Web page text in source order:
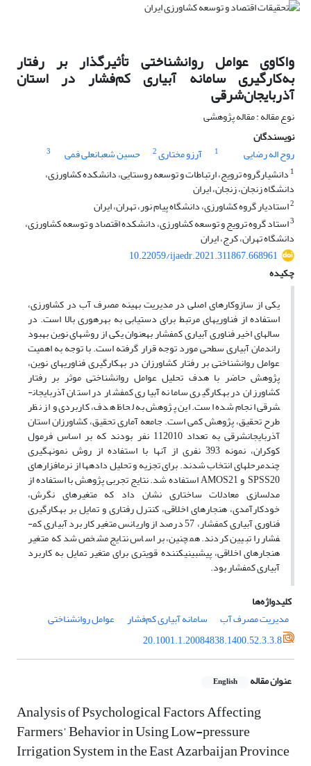
واکاوی عوامل روانشناختی تأثیرگذار بر رفتار
به‌کارگیری سامانه آبیاری کم‌فشار در استان
آذربایجان‌شرقی
نوع مقاله : مقاله پژوهشی
نویسندگان
روح اله رضایی
1 آرزو مختاری2 حسین شعبانعلی فمی
3
1 دانشیارگروه ترویج، ارتباطات و توسعه روستایی، دانشکده کشاورزی،
دانشگاه زنجان، زنجان، ایران
2استادیار گروه کشاورزی، دانشگاه پیام نور، تهران، ایران
3استاد گروه ترویج و توسعه کشاورزی، دانشکده اقتصاد و توسعه کشاورزی،
دانشگاه تهران، کرج، ایران
10.22059/ijaedr.2021.311867.668961
چکیده
یکی از سازوکارهای اصلی در مدیریت بهینه مصرف آب در کشاورزی،
استفاده از فناوری­های مرتبط برای دستیابی به بهره­وری بالا است. در
سال­های اخیر فناوری آبیاری کم­فشار به­عنوان یکی از روش­های نوین بهبود
راندمان آبیاری سطحی مورد توجه قرار گرفته است. با توجه به اهمیت
عوامل روانشناختی بر رفتار کشاورزان در به­کارگیری فناوری­های نوین،
پژوهش حاضر با هدف تحلیل عوامل روانشناختی موثر بر رفتار
کشاورزان در به­کارگیری سامانه آبیاری کم­فشار در استان آذربایجان­
شرقی انجام شده است. این پژوهش به لحاظ هدف، کاربردی و از نظر
طرح تحقیق، پژوهش­ کمی است. جامعه آماری تحقیق، کشاورزان استان
آذربایجان­شرقی به تعداد 112010 نفر بودند که بر اساس فرمول
کوکران، نمونه 393 نفری از آن­ها با استفاده از روش نمونه­گیری
چندمرحله­ای انتخاب شدند. برای تجزیه و تحلیل داده­ها از نرم­افزارهای
SPSS20 و AMOS21 استفاده شد. نتایج تجربی پژوهش با استفاده از
مدل­سازی معادلات ساختاری نشان داد که متغیرهای نگرش،
خودکارآمدی، هنجارهای اخلاقی، کنترل رفتاری و تمایل بر به­کارگیری
فناوری آبیاری کم­فشار، 57 درصد از واریانس متغیر کاربرد آبیاری کم­
فشار را تبیین کردند. همچنین، بر اساس نتایج مشخص شد که متغیر
هنجارهای اخلاقی، پیش­بینی­کننده قوی­تری برای متغیر تمایل به کاربرد
آبیاری کم­فشار بود.
کلیدواژه‌ها
مدیریت مصرف آب
سامانه آبیاری کم‌فشار
عوامل روانشناختی
20.1001.1.20084838.1400.52.3.3.8
عنوان مقاله English
Analysis of Psychological Factors Affecting
Farmers’ Behavior in Using Low-pressure
Irrigation System in the East Azarbaijan Province